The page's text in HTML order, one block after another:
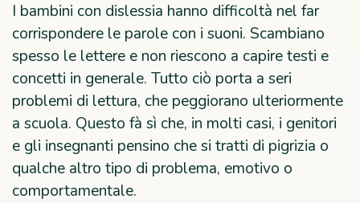
I bambini con dislessia hanno difficoltà nel far
corrispondere le parole con i suoni. Scambiano
spesso le lettere e non riescono a capire testi e
concetti in generale. Tutto ciò porta a seri
problemi di lettura, che peggiorano ulteriormente
a scuola. Questo fà sì che, in molti casi, i genitori
e gli insegnanti pensino che si tratti di pigrizia o
qualche altro tipo di problema, emotivo o
comportamentale.